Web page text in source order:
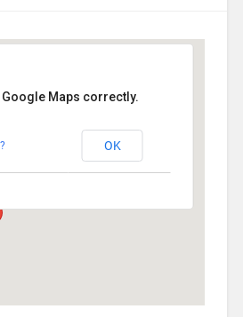
Maps correctly.
OK